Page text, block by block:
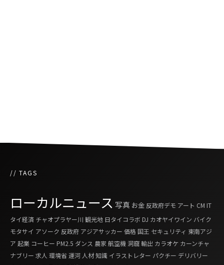
// TAGS
ローカルニュース 写真 お金 反政府デモ アート CM IT
タイ経済 チャオプラヤー川 観光地 日タイコラボ DJ カオヤイワイン バイク
モタサイ アソーク 反政府 アジアサッカー 価格 国王 セキュリティ 東南アジ
ア 起業 コーヒー PM2.5 ダンス 農家 航空機洞窟輸出 カラオケ カーンチャ
ナブリー 求人 環境省運河 人材知識 イラストレター パクチー デリバリー